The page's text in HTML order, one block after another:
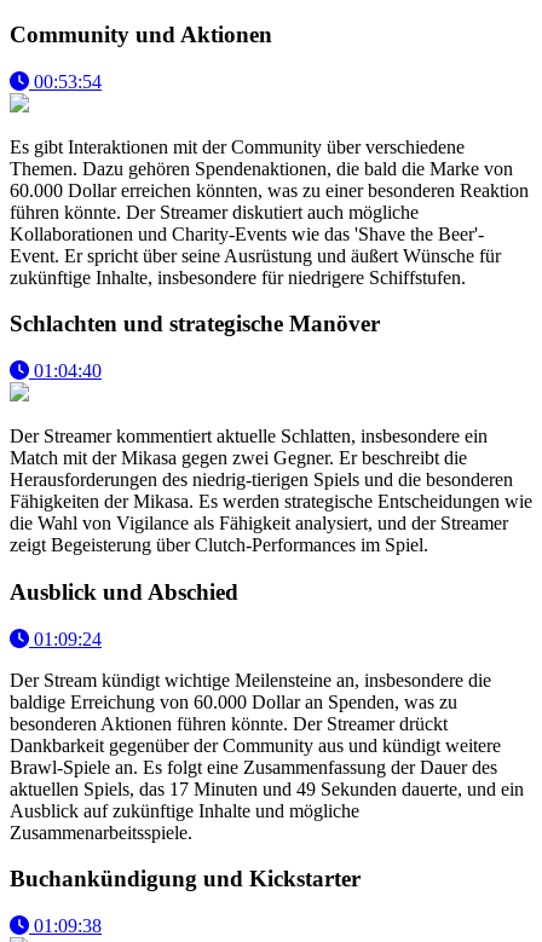
Community und Aktionen
00:53:54
Es gibt Interaktionen mit der Community über verschiedene
Themen. Dazu gehören Spendenaktionen, die bald die Marke von
60.000 Dollar erreichen könnten, was zu einer besonderen Reaktion
führen könnte. Der Streamer diskutiert auch mögliche
Kollaborationen und Charity-Events wie das 'Shave the Beer'-
Event. Er spricht über seine Ausrüstung und äußert Wünsche für
zukünftige Inhalte, insbesondere für niedrigere Schiffstufen.
Schlachten und strategische Manöver
01:04:40
Der Streamer kommentiert aktuelle Schlatten, insbesondere ein
Match mit der Mikasa gegen zwei Gegner. Er beschreibt die
Herausforderungen des niedrig-tierigen Spiels und die besonderen
Fähigkeiten der Mikasa. Es werden strategische Entscheidungen wie
die Wahl von Vigilance als Fähigkeit analysiert, und der Streamer
zeigt Begeisterung über Clutch-Performances im Spiel.
Ausblick und Abschied
01:09:24
Der Stream kündigt wichtige Meilensteine an, insbesondere die
baldige Erreichung von 60.000 Dollar an Spenden, was zu
besonderen Aktionen führen könnte. Der Streamer drückt
Dankbarkeit gegenüber der Community aus und kündigt weitere
Brawl-Spiele an. Es folgt eine Zusammenfassung der Dauer des
aktuellen Spiels, das 17 Minuten und 49 Sekunden dauerte, und ein
Ausblick auf zukünftige Inhalte und mögliche
Zusammenarbeitsspiele.
Buchankündigung und Kickstarter
01:09:38